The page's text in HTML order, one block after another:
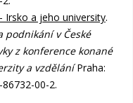
Irsko a jeho university.
podnikání v České
z konference konané
a vzděláníPraha:
00-2.